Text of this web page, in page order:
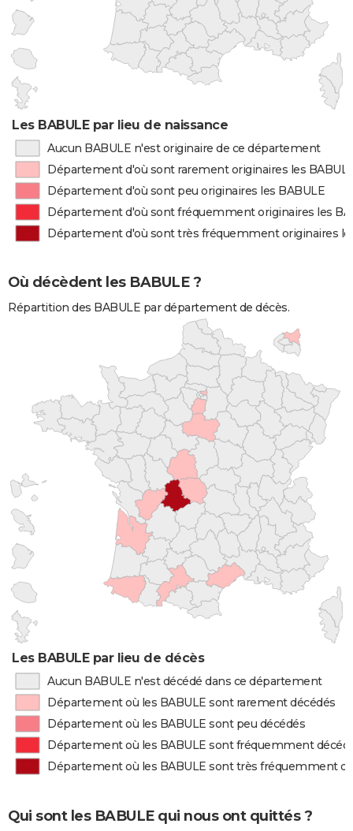
Les BABULE par lieu de naissance
Aucun BABULE n'est originaire de ce département
Département d'où sont rarement originaires les
Département d'où sont peu originaires les BABULE
Département d'où sont fréquemment originaires les
Département d'où sont très fréquemment originaires
Où décèdent les BABULE ?
Répartition des BABULE par département de décès.
Les BABULE par lieu de décès
Aucun BABULE n'est décédé dans ce département
Département où les BABULE sont rarement décédés
Département où les BABULE sont peu décédés
Département où les BABULE sont fréquemment
Département où les BABULE sont très fréquemment
Qui sont les BABULE qui nous ont quittés ?